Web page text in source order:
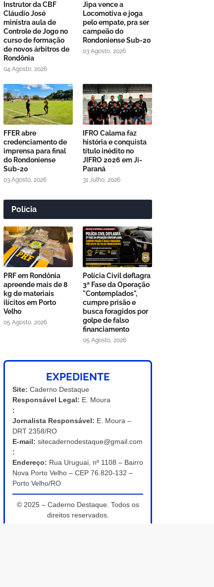
Instrutor da CBF
Cláudio José
ministra aula de
Controle de Jogo no
curso de formação
de novos árbitros de
Rondônia
04 Agosto, 2026
Jipa vence a
Locomotiva e joga
pelo empate, pra ser
campeão do
Rondoniense Sub-20
03 Agosto, 2026
FFER abre
credenciamento de
imprensa para final
do Rondoniense
Sub-20
03 Agosto, 2026
IFRO Calama faz
história e conquista
título inédito no
JIFRO 2026 em Ji-
Paraná
31 Julho, 2026
Polícia
PRF em Rondônia
apreende mais de 8
kg de materiais
ilícitos em Porto
Velho
05 Agosto, 2026
Polícia Civil deflagra
3ª Fase da Operação
"Contemplados",
cumpre prisão e
busca foragidos por
golpe de falso
financiamento
05 Agosto, 2026
EXPEDIENTE
Site: Caderno Destaque
Responsável Legal: E. Moura
:
Jornalista Responsável: E. Moura –
DRT 2358/RO
E-mail: sitecadernodestaque@gmail.com
:
Endereço: Rua Uruguai, nº 1108 – Bairro
Nova Porto Velho – CEP 76.820-132 –
Porto Velho/RO
© 2025 – Caderno Destaque. Todos os
direitos reservados.